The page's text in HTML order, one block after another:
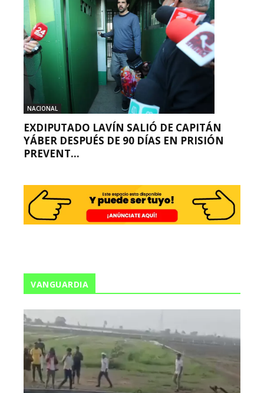
NACIONAL
EXDIPUTADO LAVÍN SALIÓ DE CAPITÁN
YÁBER DESPUÉS DE 90 DÍAS EN PRISIÓN
PREVENT...
VANGUARDIA